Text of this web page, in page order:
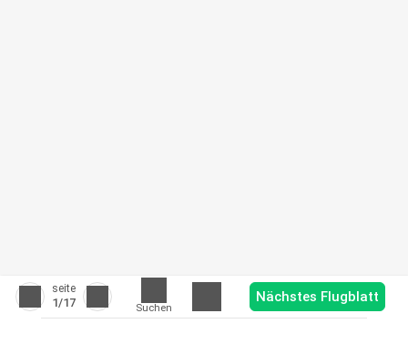
seite
1/17 Suchen
Nächstes Flugblatt